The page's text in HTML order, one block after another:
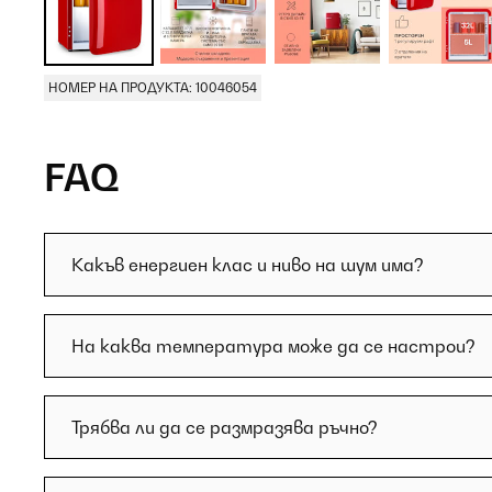
НОМЕР НА ПРОДУКТА: 10046054
FAQ
Какъв енергиен клас и ниво на шум има?
На каква температура може да се настрои?
Трябва ли да се размразява ръчно?